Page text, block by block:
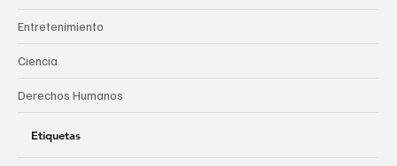
Entretenimiento
Ciencia
Derechos Humanos
Etiquetas